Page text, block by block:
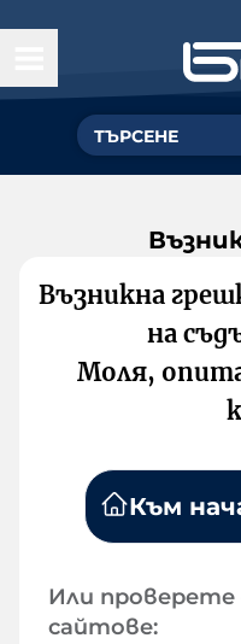
Възникна
на
Моля,
Към
Или
сайтове: